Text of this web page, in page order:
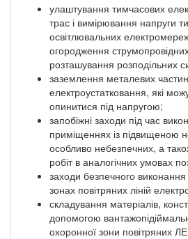
улаштування тимчасових
трас і вимірювання напруги
освітлювальних
огородження
розташування розподільних
заземлення металевих частин
електроустатковання, які
опинитися під напругою;
запобіжні заходи під час
приміщеннях із підвищеною
особливо небезпечних, а
робіт в аналогічних умовах
заходи безпечного
зонах повітряних ліній
складування матеріалів,
допомогою
охоронної зони повітряних